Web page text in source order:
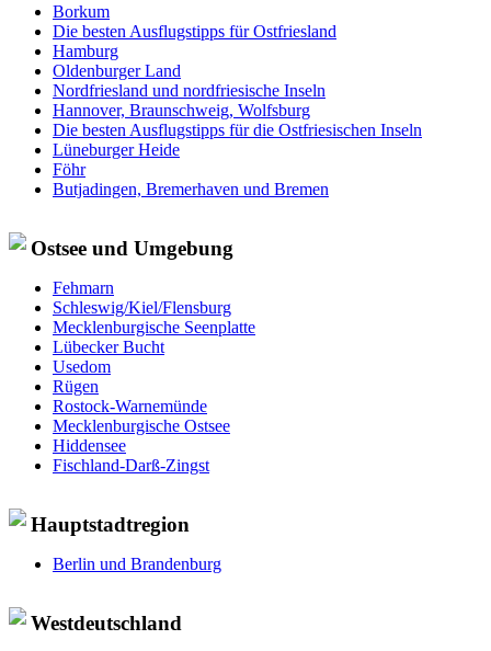
Borkum
Die besten Ausflugstipps für Ostfriesland
Hamburg
Oldenburger Land
Nordfriesland und nordfriesische Inseln
Hannover, Braunschweig, Wolfsburg
Die besten Ausflugstipps für die Ostfriesischen Inseln
Lüneburger Heide
Föhr
Butjadingen, Bremerhaven und Bremen
Ostsee und Umgebung
Fehmarn
Schleswig/Kiel/Flensburg
Mecklenburgische Seenplatte
Lübecker Bucht
Usedom
Rügen
Rostock-Warnemünde
Mecklenburgische Ostsee
Hiddensee
Fischland-Darß-Zingst
Hauptstadtregion
Berlin und Brandenburg
Westdeutschland